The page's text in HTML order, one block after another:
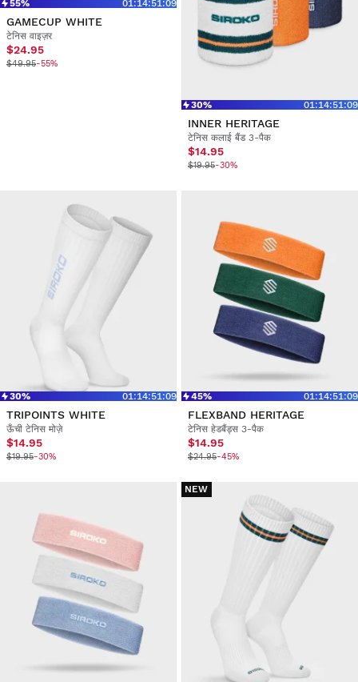
55% 01 :14:51 :09
GAMECUP WHITE
टेनिस वाइज़र
$24.95
$49.95-55%
30% 01 :14:51 :09
INNER HERITAGE
टेनिस कलाई बैंड 3-पैक
$14.95
$19.95-30%
30% 01 :14:51 :09
TRIPOINTS WHITE
ऊँची टेनिस मोज़े
$14.95
$19.95-30%
45% 01 :14:51 :09
FLEXBAND HERITAGE
टेनिस हेडबैंड्स 3-पैक
$14.95
$24.95-45%
NEW